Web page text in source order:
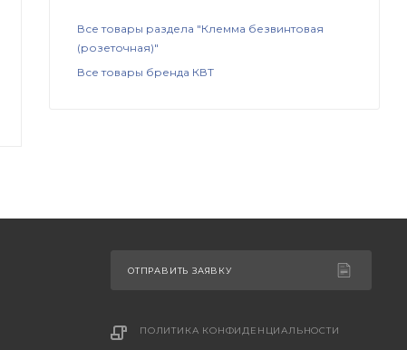
Все товары раздела "Клемма безвинтовая
(розеточная)"
Все товары бренда КВТ
ОТПРАВИТЬ ЗАЯВКУ
ПОЛИТИКА КОНФИДЕНЦИАЛЬНОСТИ